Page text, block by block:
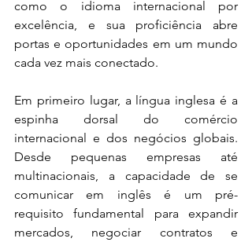
como o idioma internacional por
excelência, e sua proficiência abre
portas e oportunidades em um mundo
cada vez mais conectado.
Em primeiro lugar, a língua inglesa é a
espinha dorsal do comércio
internacional e dos negócios globais.
Desde pequenas empresas até
multinacionais, a capacidade de se
comunicar em inglês é um pré-
requisito fundamental para expandir
mercados, negociar contratos e